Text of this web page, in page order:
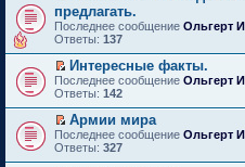
щ
е
н
и
ю
у
с
о
б
щ
е
н
и
ю
и
т
а
н
н
о
м
у
с
о
о
б
щ
п
р
о
и
т
а
н
н
о
м
у
м
у
н
е
п
р
о
и
т
а
н
е
р
в
о
м
у
н
е
п
р
о
й
т
и
к
п
е
р
в
о
м
у
н
е
П
е
р
е
й
т
и
к
п
е
р
в
о
предлагать.
Последнее сообщение Ольгерт
Ответы: 137
П
е
е
й
т
и
Интересные факты.
Последнее сообщение Ольгерт
Ответы: 142
П
е
Армии мира
Последнее сообщение Ольгерт
Ответы: 327